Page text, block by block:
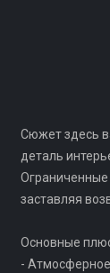
Сюжет здесь
деталь
Ограниченные
заставляя
Основные
-